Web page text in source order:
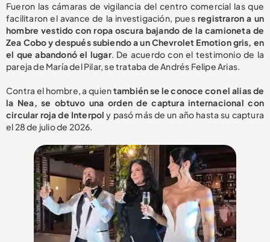
Fueron las cámaras de vigilancia del centro comercial las que
facilitaron el avance de la investigación, pues registraron a un
hombre vestido con ropa oscura bajando de la camioneta de
Zea Cobo y después subiendo a un Chevrolet Emotion gris, en
el que abandonó el lugar. De acuerdo con el testimonio de la
pareja de María del Pilar, se trataba de Andrés Felipe Arias.
Contra el hombre, a quientambién se le conoce con el alias de
la Nea, se obtuvo una orden de captura internacional con
circular roja de Interpol y pasó más de un año hasta su captura
el 28 de julio de 2026.